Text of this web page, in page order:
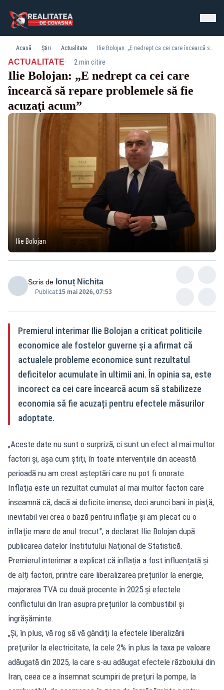
Acasă Știri Actualitate Ilie Bolojan: „E nedrept ca cei care încearcă să repare problemele să fie acuzaţi acum”
ACTUALITATE· 2 min citire
Ilie Bolojan: „E nedrept ca cei care
încearcă să repare problemele să fie
acuzaţi acum”
Ilie Bolojan
Scris de Ionuț Nichita
Publicat:15 mai 2026, 07:53
Premierul interimar Ilie Bolojan a criticat politicile
economice ale fostelor guverne și a afirmat că
actualele probleme economice sunt rezultatul
deficitelor acumulate în ultimii ani. În opinia sa, este
incorect ca cei care încearcă acum să stabilizeze
economia să fie acuzați pentru efectele măsurilor
adoptate.
„Aceste date nu sunt o surpriză, ci sunt un efect al mai multor
factori şi, aşa cum ştiţi, în toate intervenţiile din această
perioadă nu am creat aşteptări care nu pot fi onorate.
Inflaţia este un rezultat cumulat al mai multor factori care
înseamnă că, dacă ai deficite imense, deci arunci bani în piaţă,
inevitabil vei crea o bază pentru inflaţie şi am plecat cu o
inflaţie mare de anul trecut”, a declarat Ilie Bolojan după
publicarea datelor Institutului Naţional de Statistică.
Premierul interimar a explicat că inflația a fost influențată și
de alți factori, printre care liberalizarea prețurilor la energie,
majorarea TVA cu două procente în 2025 și efectele
conflictului din Iran asupra prețurilor la combustibil și
îngrășăminte.
„Şi, în plus, vă rog să vă gândiţi la efectele liberalizării
preţurilor la electricitate, la cele 2% în plus la taxa pe valoare
adăugată din 2025, la care s-au adăugat efectele războiului din
Iran, ceea ce a însemnat scumpiri de preţuri la pompe, la